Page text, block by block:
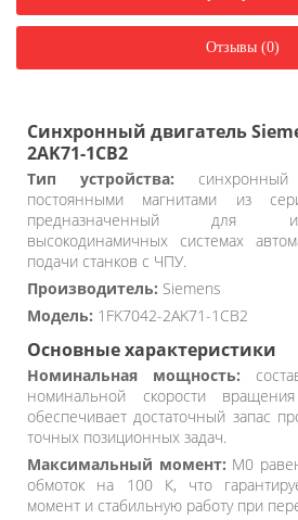
Отзывы (0)
Синхронный двигатель
2AK71-1CB2
Тип устройства: синхронный
постоянными магнитами из
предназначенный для
высокодинамичных системах
подачи станков с ЧПУ.
Производитель: Siemens
Модель: 1FK7042-2AK71-1CB2
Основные характеристики
Номинальная мощность:
номинальной скорости
обеспечивает достаточный запас
точных позиционных задач.
Максимальный момент: M0
обмоток на 100 К, что
момент и стабильную работу при